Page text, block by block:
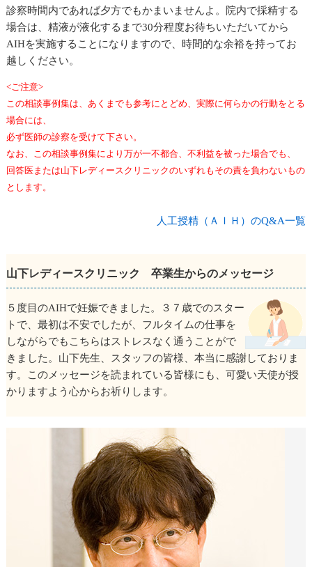
診察時間内であれば夕方でもかまいませんよ。院内で採精する
場合は、精液が液化するまで30分程度お待ちいただいてから
AIHを実施することになりますので、時間的な余裕を持ってお
越しください。
<ご注意>
この相談事例集は、あくまでも参考にとどめ、実際に何らかの行動をとる
場合には、
必ず医師の診察を受けて下さい。
なお、この相談事例集により万が一不都合、不利益を被った場合でも、
回答医または山下レディースクリニックのいずれもその責を負わないもの
とします。
人工授精（ＡＩＨ）のQ&A一覧
山下レディースクリニック 卒業生からのメッセージ
５度目のAIHで妊娠できました。３７歳でのスター
トで、最初は不安でしたが、フルタイムの仕事を
しながらでもこちらはストレスなく通うことがで
きました。山下先生、スタッフの皆様、本当に感謝しておりま
す。このメッセージを読まれている皆様にも、可愛い天使が授
かりますよう心からお祈りします。